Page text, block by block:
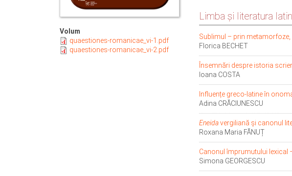
Volum
quaestiones-romanicae_vi-1.pdf
quaestiones-romanicae_vi-2.pdf
Limba şi literatura
Sublimul – prin
Florica BECHET
Însemnări despre istoria
Ioana COSTA
Influențe greco-latine în
Adina CRĂCIUNESCU
Eneidavergiliană și canonul
Roxana Maria FĂNUȚ
Canonul împrumutului lexical
Simona GEORGESCU